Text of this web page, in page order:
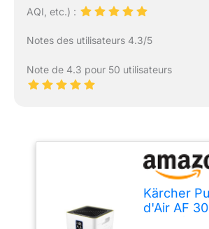
AQI, etc.) :
Notes des utilisateurs 4.3/5
Note de 4.3 pour 50 utilisateurs
Kärcher
d'Air AF